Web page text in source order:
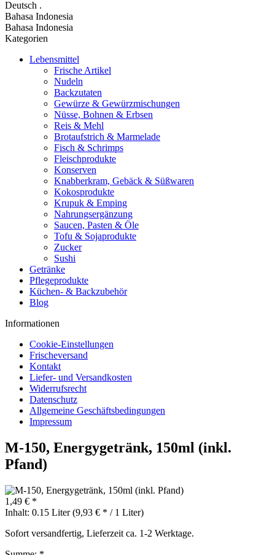
Deutsch .
Bahasa Indonesia
Bahasa Indonesia
Kategorien
Lebensmittel
Frische Artikel
Nudeln
Backzutaten
Gewürze & Gewürzmischungen
Nüsse, Bohnen & Erbsen
Reis & Mehl
Brotaufstrich & Marmelade
Fisch & Schrimps
Fleischprodukte
Konserven
Knabberkram, Gebäck & Süßwaren
Kokosprodukte
Krupuk & Emping
Nahrungsergänzung
Saucen, Pasten & Öle
Tofu & Sojaprodukte
Zucker
Sushi
Getränke
Pflegeprodukte
Küchen- & Backzubehör
Blog
Informationen
Cookie-Einstellungen
Frischeversand
Kontakt
Liefer- und Versandkosten
Widerrufsrecht
Datenschutz
Allgemeine Geschäftsbedingungen
Impressum
M-150, Energygetränk, 150ml (inkl.
Pfand)
1,49 € *
Inhalt: 0.15 Liter (9,93 € * / 1 Liter)
Sofort versandfertig, Lieferzeit ca. 1-2 Werktage.